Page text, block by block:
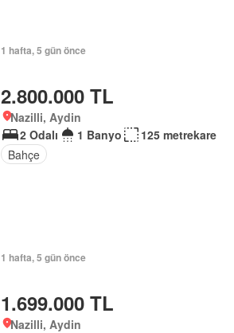
1 hafta, 5 gün önce
2.800.000 TL
Nazilli, Aydin
2 Odalı
1 Banyo
125 metrekare
Bahçe
1 hafta, 5 gün önce
1.699.000 TL
Nazilli, Aydin